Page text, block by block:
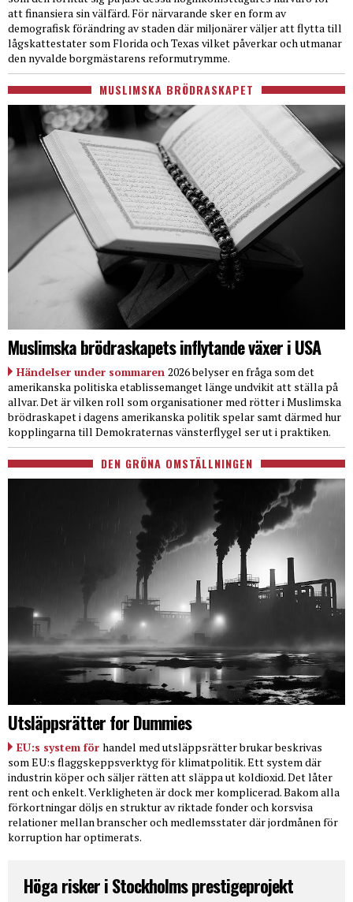
att finansiera sin välfärd. För närvarande sker en form av
demografisk förändring av staden där miljonärer väljer att flytta till
lågskattestater som Florida och Texas vilket påverkar och utmanar
den nyvalde borgmästarens reformutrymme.
MUSLIMSKA BRÖDRASKAPET
Muslimska brödraskapets inflytande växer i USA
Händelser under sommaren 2026 belyser en fråga som det
amerikanska politiska etablissemanget länge undvikit att ställa på
allvar. Det är vilken roll som organisationer med rötter i Muslimska
brödraskapet i dagens amerikanska politik spelar samt därmed hur
kopplingarna till Demokraternas vänsterflygel ser ut i praktiken.
DEN GRÖNA OMSTÄLLNINGEN
Utsläppsrätter for Dummies
EU:s system för handel med utsläppsrätter brukar beskrivas
som EU:s flaggskeppsverktyg för klimatpolitik. Ett system där
industrin köper och säljer rätten att släppa ut koldioxid. Det låter
rent och enkelt. Verkligheten är dock mer komplicerad. Bakom alla
förkortningar döljs en struktur av riktade fonder och korsvisa
relationer mellan branscher och medlemsstater där jordmånen för
korruption har optimerats.
Höga risker i Stockholms prestigeprojekt